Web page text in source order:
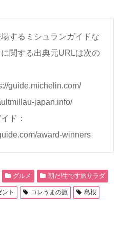
するミシュランガイドな
関する出典元URLは次の
guide.michelin.com/
japan.info/
ド：
award-winners
グルメ 朝だ!生です旅サラダ
ント コレうまの旅 島根